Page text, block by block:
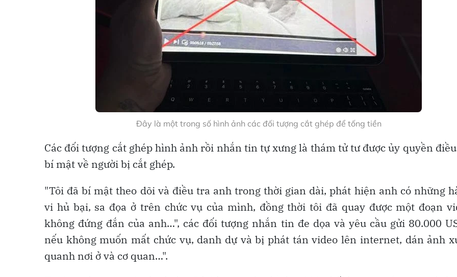
Đây là một trong số hình ảnh các đối tượng cắt ghép để tống tiền
Các đối tượng cắt ghép hình ảnh rồi nhắn tin tự xưng là thám tử tư được ủy quyền
bí mật về người bị cắt ghép.
"Tôi đã bí mật theo dõi và điều tra anh trong thời gian dài, phát hiện anh có những
vi hủ bại, sa đọa ở trên chức vụ của mình, đồng thời tôi đã quay được một đoạn
không đứng đắn của anh…", các đối tượng nhắn tin đe dọa và yêu cầu gửi 80.000
nếu không muốn mất chức vụ, danh dự và bị phát tán video lên internet, dán ảnh
quanh nơi ở và cơ quan…".